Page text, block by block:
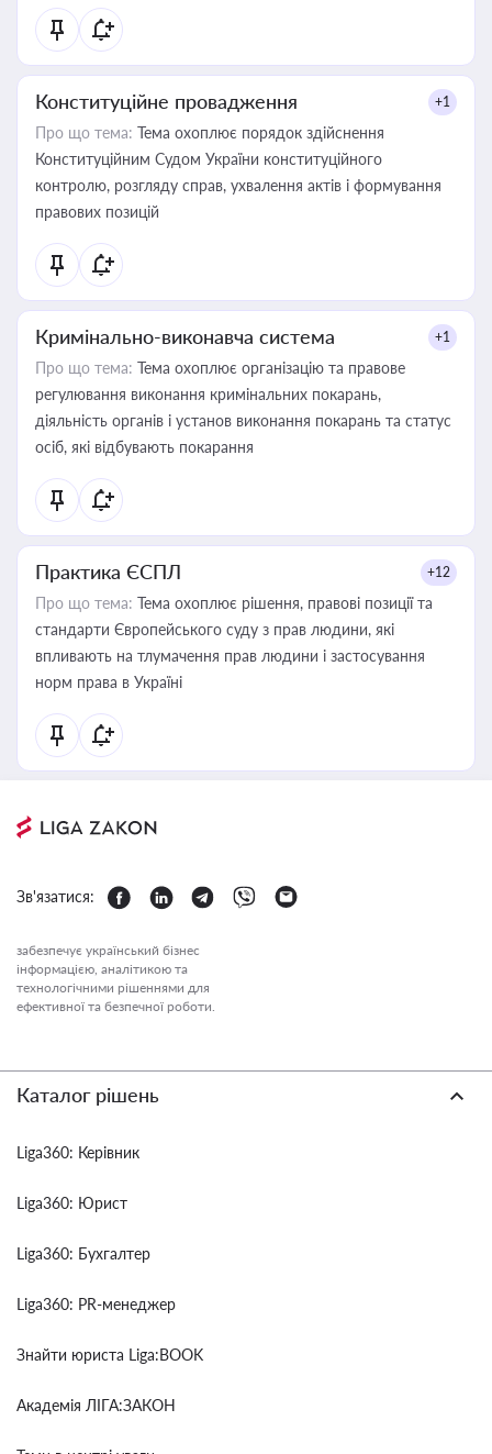
Конституційне провадження +1
Про що тема: Тема охоплює порядок здійснення
Конституційним Судом України конституційного
контролю, розгляду справ, ухвалення актів і формування
правових позицій
Кримінально-виконавча система +1
Про що тема: Тема охоплює організацію та правове
регулювання виконання кримінальних покарань,
діяльність органів і установ виконання покарань та статус
осіб, які відбувають покарання
Практика ЄСПЛ +12
Про що тема: Тема охоплює рішення, правові позиції та
стандарти Європейського суду з прав людини, які
впливають на тлумачення прав людини і застосування
норм права в Україні
Зв'язатися:
забезпечує український бізнес
інформацією, аналітикою та
технологічними рішеннями для
ефективної та безпечної роботи.
Каталог рішень
Liga360: Керівник
Liga360: Юрист
Liga360: Бухгалтер
Liga360: PR-менеджер
Знайти юриста Liga:BOOK
Академія ЛІГА:ЗАКОН